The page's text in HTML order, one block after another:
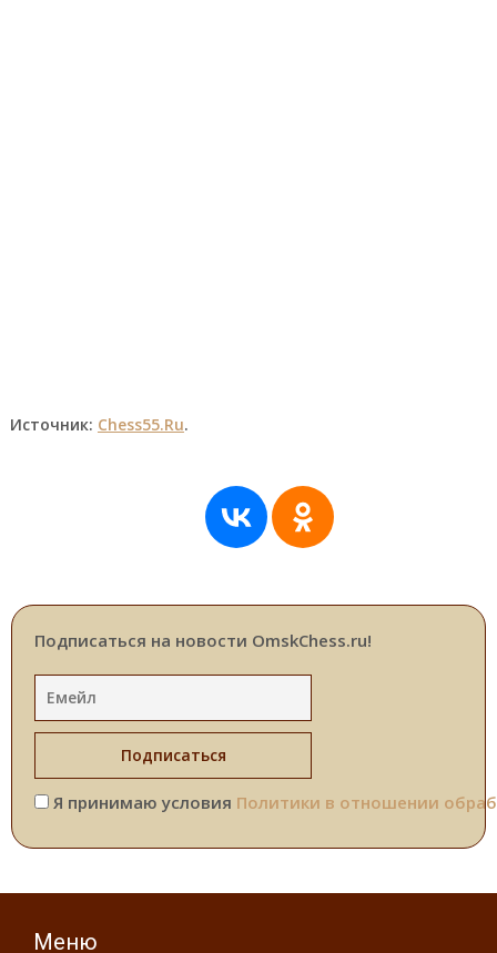
Источник: Chess55.Ru.
Подписаться на новости OmskChess.ru!
Я принимаю условия Политики в отношении
Меню